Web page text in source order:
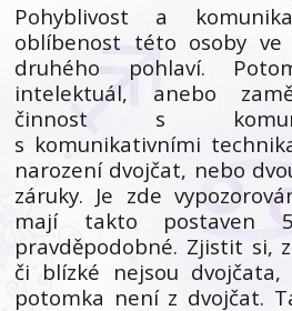
Pohyblivost a
oblíbenost této osoby
druhého pohlaví.
intelektuál, anebo
činnost s
s komunikativními
narození dvojčat, nebo
záruky. Je zde
mají takto
pravděpodobné. Zjistit si,
či blízké nejsou
potomka není z dvojčat.